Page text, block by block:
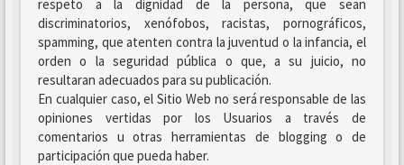
respeto a la dignidad de la persona, que sean
discriminatorios, xenófobos, racistas, pornográficos,
spamming, que atenten contra la juventud o la infancia, el
orden o la seguridad pública o que, a su juicio, no
resultaran adecuados para su publicación.
En cualquier caso, el Sitio Web no será responsable de las
opiniones vertidas por los Usuarios a través de
comentarios u otras herramientas de blogging o de
participación que pueda haber.